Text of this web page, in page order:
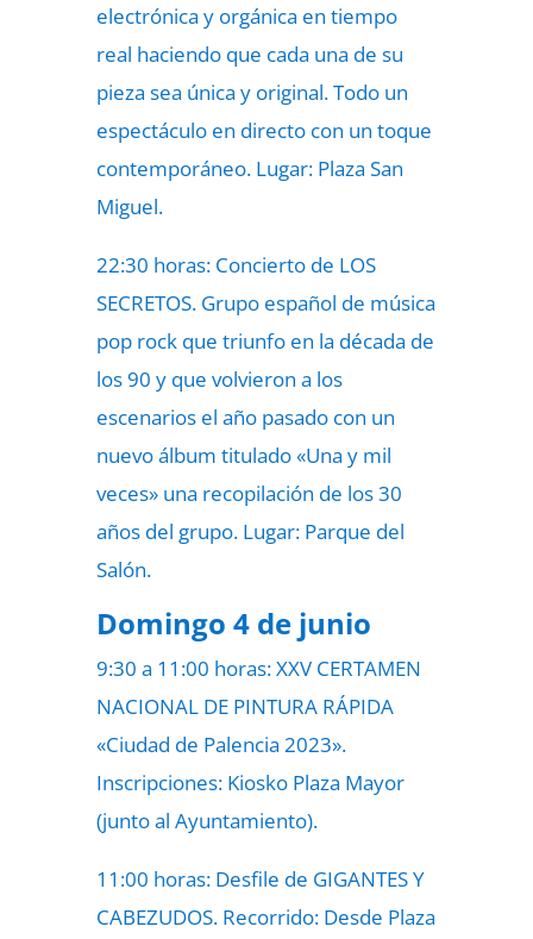
electrónica y orgánica en tiempo
real haciendo que cada una de su
pieza sea única y original. Todo un
espectáculo en directo con un toque
contemporáneo. Lugar: Plaza San
Miguel.
22:30 horas: Concierto de LOS
SECRETOS. Grupo español de música
pop rock que triunfo en la década de
los 90 y que volvieron a los
escenarios el año pasado con un
nuevo álbum titulado «Una y mil
veces» una recopilación de los 30
años del grupo. Lugar: Parque del
Salón.
Domingo 4 de junio
9:30 a 11:00 horas: XXV CERTAMEN
NACIONAL DE PINTURA RÁPIDA
«Ciudad de Palencia 2023».
Inscripciones: Kiosko Plaza Mayor
(junto al Ayuntamiento).
11:00 horas: Desfile de GIGANTES Y
CABEZUDOS. Recorrido: Desde Plaza